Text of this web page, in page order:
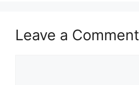
Leave a Comment